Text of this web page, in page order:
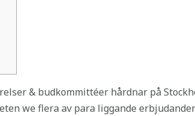
& budkommittéer hårdnar på
we flera av para liggande